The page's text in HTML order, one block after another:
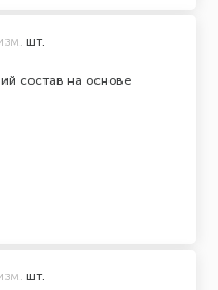
состав на основе
шт.
шт.